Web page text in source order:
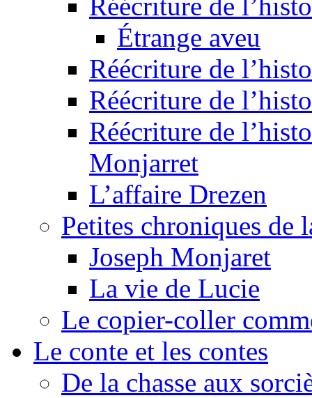
Étrange aveu
Réécriture de
Réécriture de
Réécriture de
Monjarret
L’affaire Drezen
Petites chroniques de
Joseph Monjaret
La vie de Lucie
Le copier-coller
Le conte et les contes
De la chasse aux